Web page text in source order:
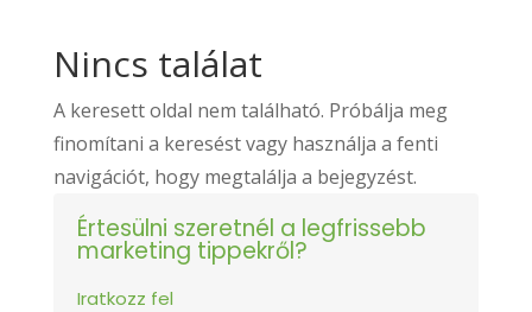
Nincs találat
A keresett oldal nem található. Próbálja meg
finomítani a keresést vagy használja a fenti
navigációt, hogy megtalálja a bejegyzést.
Értesülni szeretnél a legfrissebb
marketing tippekről?
Iratkozz fel